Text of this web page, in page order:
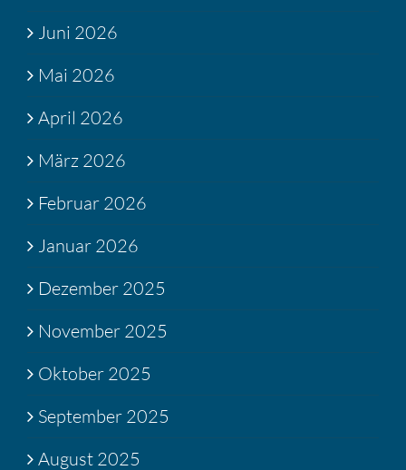
Juni 2026
Mai 2026
April 2026
März 2026
Februar 2026
Januar 2026
Dezember 2025
November 2025
Oktober 2025
September 2025
August 2025